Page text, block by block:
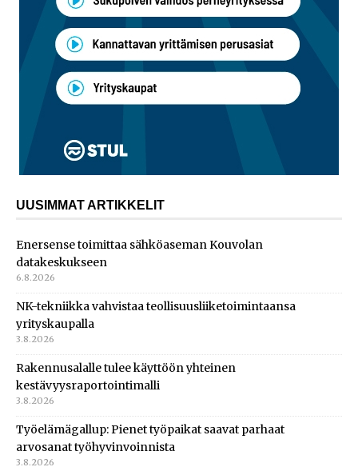
UUSIMMAT ARTIKKELIT
Enersense toimittaa sähköaseman Kouvolan
datakeskukseen
6.8.2026
NK-tekniikka vahvistaa teollisuusliiketoimintaansa
yrityskaupalla
3.8.2026
Rakennusalalle tulee käyttöön yhteinen
kestävyysraportointimalli
3.8.2026
Työelämägallup: Pienet työpaikat saavat parhaat
arvosanat työhyvinvoinnista
3.8.2026